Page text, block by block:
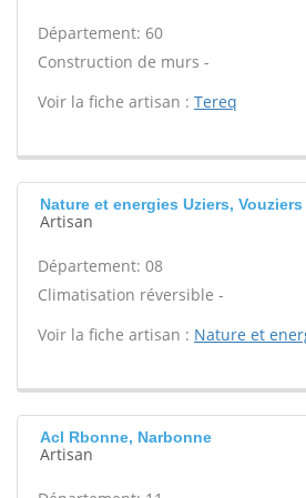
Département: 60
Construction de murs -
Voir la fiche artisan : Tereq
Nature et energies Uziers, Vouziers
Artisan
Département: 08
Climatisation réversible -
Voir la fiche artisan : Nature et
Acl Rbonne, Narbonne
Artisan